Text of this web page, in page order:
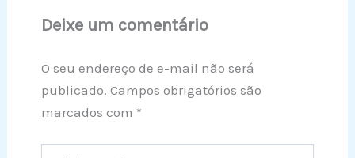
Deixe um comentário
O seu endereço de e-mail não será
publicado. Campos obrigatórios são
marcados com *